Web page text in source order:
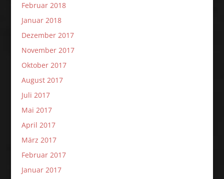
Februar 2018
Januar 2018
Dezember 2017
November 2017
Oktober 2017
August 2017
Juli 2017
Mai 2017
April 2017
März 2017
Februar 2017
Januar 2017